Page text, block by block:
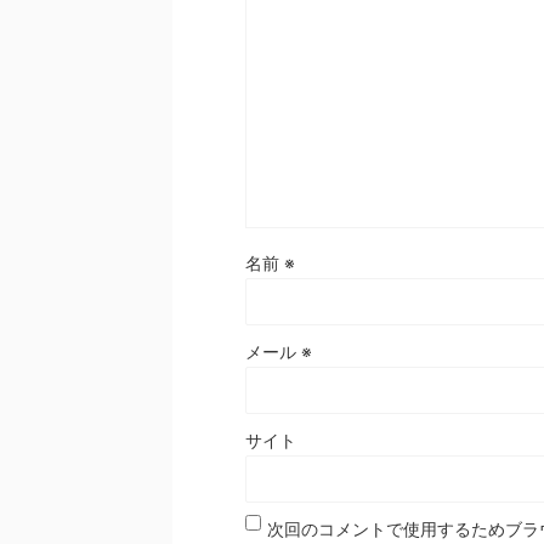
名前 ※
メール ※
サイト
次回のコメントで使用するためブ